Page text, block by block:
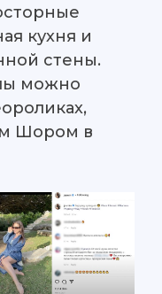
кухня и
стены.
можно
Шором в